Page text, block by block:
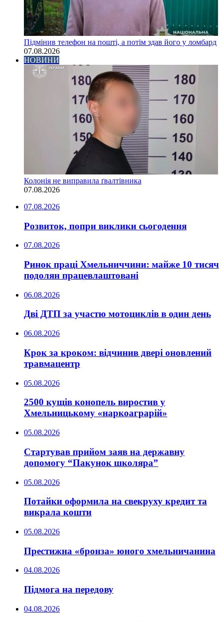
Підмінив телефон на пошті, а потім здав його у ломбард
07.08.2026
НОВИНИ
Колонія не виправила ґвалтівника
07.08.2026
07.08.2026
Розвиток, попри виклики сьогодення
07.08.2026
Ринок праці Хмельниччини: майже 10 тисяч
подолян працевлаштовані
06.08.2026
Дві ДТП за участю мотоциклів в один день
06.08.2026
Крок за кроком: відчинив двері оновлений
травмацентр
05.08.2026
2500 кущів конопель виростив у
Хмельницькому «наркоаграрій»
05.08.2026
Стартував прийом заяв на державну
допомогу “Пакунок школяра”
05.08.2026
Потайки оформила на свекруху кредит та
викрала кошти
05.08.2026
Престижна «бронза» юного хмельничанина
04.08.2026
Підмога на передову
04.08.2026